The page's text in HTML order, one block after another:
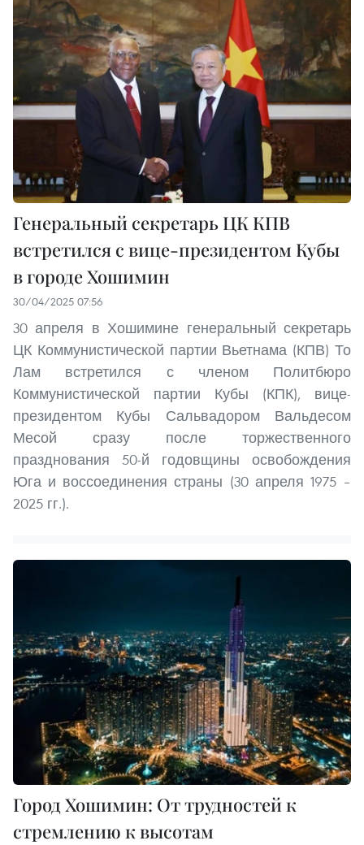
Генеральный секретарь ЦК КПВ
встретился с вице-президентом Кубы
в городе Хошимин
30/04/2025 07:56
30 апреля в Хошимине генеральный секретарь
ЦК Коммунистической партии Вьетнама (КПВ) То
Лам встретился с членом Политбюро
Коммунистической партии Кубы (КПК), вице-
президентом Кубы Сальвадором Вальдесом
Месой сразу после торжественного
празднования 50-й годовщины освобождения
Юга и воссоединения страны (30 апреля 1975 –
2025 гг.).
Город Хошимин: От трудностей к
стремлению к высотам